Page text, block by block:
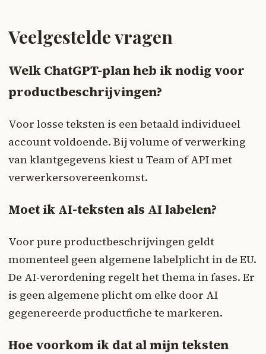
Veelgestelde vragen
Welk ChatGPT-plan heb ik nodig voor
productbeschrijvingen?
Voor losse teksten is een betaald individueel
account voldoende. Bij volume of verwerking
van klantgegevens kiest u Team of API met
verwerkersovereenkomst.
Moet ik AI-teksten als AI labelen?
Voor pure productbeschrijvingen geldt
momenteel geen algemene labelplicht in de EU.
De AI-verordening regelt het thema in fases. Er
is geen algemene plicht om elke door AI
gegenereerde productfiche te markeren.
Hoe voorkom ik dat al mijn teksten